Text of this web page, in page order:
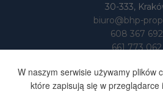
30-333,
biuro@bhp-
608 367 692
661 773 062
Dane
W naszym serwisie używamy plików
które zapisują się w przeglądarce